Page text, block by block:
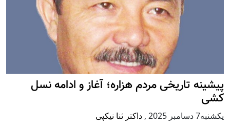
پيشينه تاريخی مردم هزاره؛ آغاز و ادامه نسل
کشی
يكشنبه7 دسامبر 2025 , داکتر ثنا نیکپی